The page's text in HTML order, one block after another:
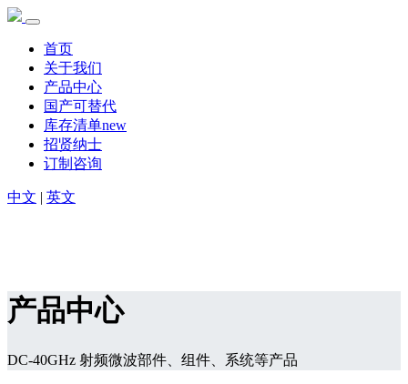
首页
关于我们
产品中心
国产可替代
库存清单new
招贤纳士
订制咨询
中文 | 英文
产品中心
DC-40GHz 射频微波部件、组件、系统等产品